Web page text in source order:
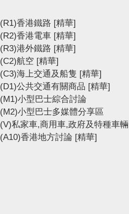
(R1)香港鐵路 [精華]
(R2)香港電車 [精華]
(R3)港外鐵路 [精華]
(C2)航空 [精華]
(C3)海上交通及船隻 [精華]
(D1)公共交通有關商品 [精華]
(M1)小型巴士綜合討論
(M2)小型巴士多媒體分享區
(V)私家車,商用車,政府及特種車輛
(A10)香港地方討論 [精華]